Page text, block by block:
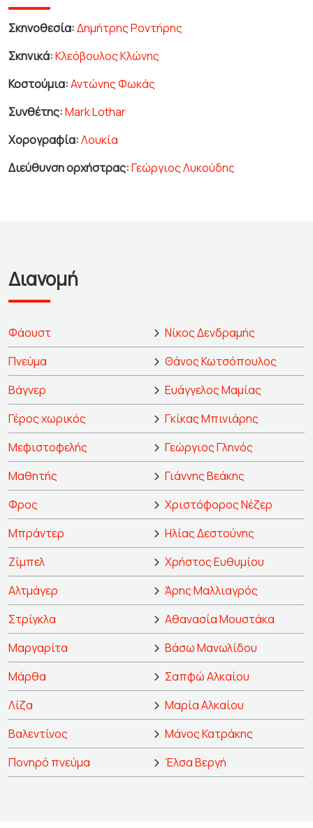
Σκηνοθεσία:Δημήτρης Ροντήρης
Σκηνικά:Κλεόβουλος Κλώνης
Κοστούμια:Αντώνης Φωκάς
Συνθέτης:Mark Lothar
Χορογραφία:Λουκία
Διεύθυνση ορχήστρας:Γεώργιος Λυκούδης
Διανομή
Φάουστ
Νίκος Δενδραμής
Πνεύμα
Θάνος Κωτσόπουλος
Βάγνερ
Ευάγγελος Μαμίας
Γέρος χωρικός
Γκίκας Μπινιάρης
Μεφιστοφελής
Γεώργιος Γληνός
Μαθητής
Γιάννης Βεάκης
Φρος
Χριστόφορος Νέζερ
Μπράντερ
Ηλίας Δεστούνης
Ζίμπελ
Χρήστος Ευθυμίου
Αλτμάγερ
Άρης Μαλλιαγρός
Στρίγκλα
Αθανασία Μουστάκα
Μαργαρίτα
Βάσω Μανωλίδου
Μάρθα
Σαπφώ Αλκαίου
Λίζα
Μαρία Αλκαίου
Βαλεντίνος
Μάνος Κατράκης
Πονηρό πνεύμα
Έλσα Βεργή